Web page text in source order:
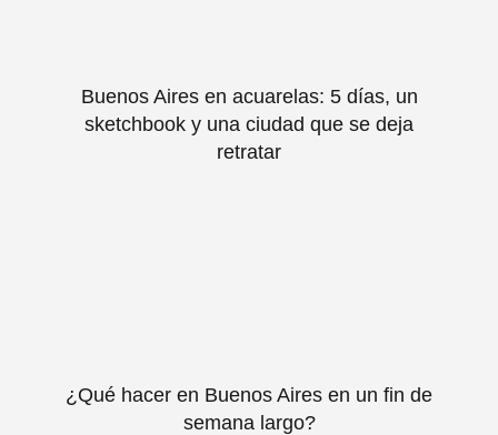
Buenos Aires en acuarelas: 5 días, un
sketchbook y una ciudad que se deja
retratar
¿Qué hacer en Buenos Aires en un fin de
semana largo?